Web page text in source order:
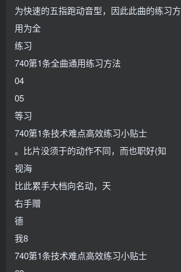
为快速的五指跑动音型，因此此曲的练习
用为全
练习
740第1条全曲通用练习方法
04
05
等习
740第1条技术难点高效练习小贴士
。比片没须于的动作不同，而也职好(知
视海
比此累手大档向名动，天
右手赠
德
我8
740第1条技术难点高效练习小贴士